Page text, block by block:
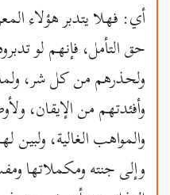
أي: فهلا يتدبر هؤلاء
حق التأمل، فإنهم لو
ولحذرهم من كل شر،
وأفئدتهم من الإيقان،
والمواهب الغالية، ولبين
وإلى جنته ومكملاتها